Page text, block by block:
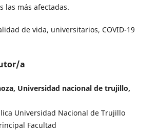
las más afectadas.
de vida, universitarios, COVID-19
a
Universidad nacional de trujillo,
Universidad Nacional de Trujillo
Facultad